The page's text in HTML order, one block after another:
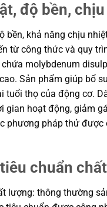
độ bền,
bền, khả năng chịu
từ công thức và quy
molybdenum
Sản phẩm giúp bổ
tuổi thọ của động cơ.
gian hoạt động, giảm
phương pháp thử
chuẩn
lượng: thông thường